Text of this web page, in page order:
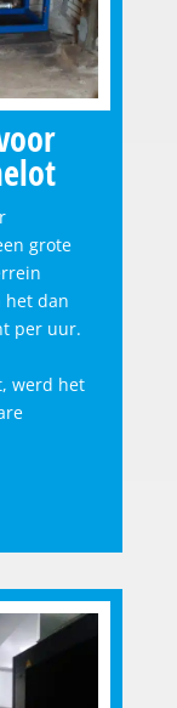
grote
het dan
per uur.
werd het